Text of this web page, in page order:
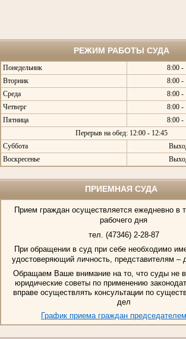
РЕЖИМ РАБОТЫ СУДА
Понедельник
8:00 -
Вторник
8:00 -
Среда
8:00 -
Четверг
8:00 -
Пятница
8:00 -
Перерыв на обед: 12:00 - 12:45
Суббота
Воскресенье
ПРИЕМНАЯ СУДА
Прием граждан осуществляется ежедневно в
рабочего дня
тел. (47346) 2-28-87
При обращении в суд при себе необходимо
удостоверяющий личность, представителям –
Обращаем Ваше внимание на то, что суды не
юридические советы по применению
вправе осуществлять консультации по
дел
График приема граждан